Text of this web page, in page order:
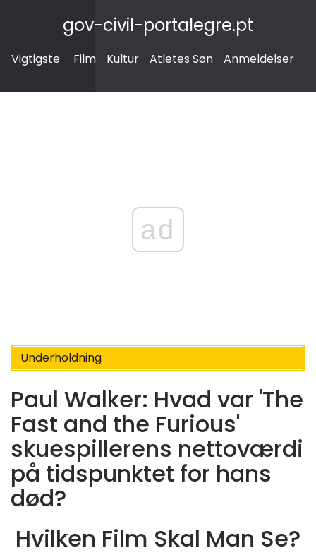
gov-civil-portalegre.pt
Vigtigste Film Kultur Atletes Søn Anmeldelser
ad
Underholdning
Paul Walker: Hvad var 'The
Fast and the Furious'
skuespillerens nettoværdi
på tidspunktet for hans
død?
Hvilken Film Skal Man Se?